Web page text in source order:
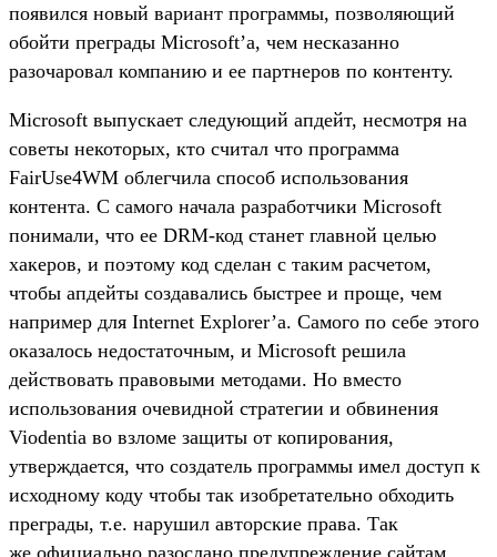
появился новый вариант программы, позволяющий
обойти преграды Microsoft’а, чем несказанно
разочаровал компанию и ее партнеров по контенту.
Microsoft выпускает следующий апдейт, несмотря на
советы некоторых, кто считал что программа
FairUse4WM облегчила способ использования
контента. С самого начала разработчики Microsoft
понимали, что ее DRM-код станет главной целью
хакеров, и поэтому код сделан с таким расчетом,
чтобы апдейты создавались быстрее и проще, чем
например для Internet Explorer’а. Самого по себе этого
оказалось недостаточным, и Microsoft решила
действовать правовыми методами. Но вместо
использования очевидной стратегии и обвинения
Viodentia во взломе защиты от копирования,
утверждается, что создатель программы имел доступ к
исходному коду чтобы так изобретательно обходить
преграды, т.е. нарушил авторские права. Так
же официально разослано предупреждение сайтам,